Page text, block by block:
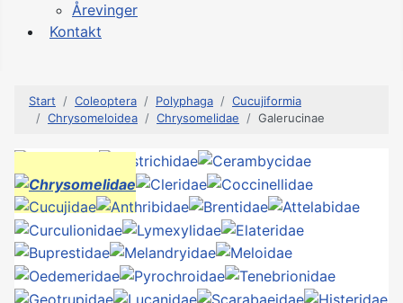
Årevinger
Kontakt
Start Coleoptera Polyphaga
Cucujiformia
Chrysomeloidea
Chrysomelidae Galerucinae